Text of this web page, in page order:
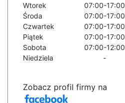
Wtorek
07:00-17:00
Środa
07:00-17:00
Czwartek
07:00-17:00
Piątek
07:00-17:00
Sobota
07:00-12:00
Niedziela
-
Zobacz profil firmy na